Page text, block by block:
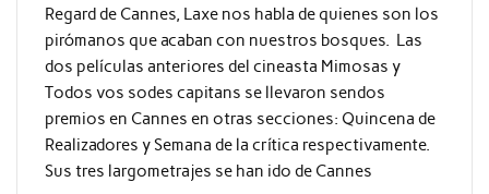
Regard de Cannes, Laxe nos habla de quienes son los
pirómanos que acaban con nuestros bosques. Las
dos películas anteriores del cineasta Mimosas y
Todos vos sodes capitans se llevaron sendos
premios en Cannes en otras secciones: Quincena de
Realizadores y Semana de la crítica respectivamente.
Sus tres largometrajes se han ido de Cannes